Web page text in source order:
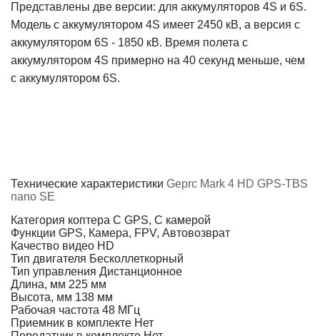
Представлены две версии: для аккумуляторов 4S и 6S.
Модель с аккумулятором 4S имеет 2450 кВ, а версия с
аккумулятором 6S - 1850 кВ. Время полета с
аккумулятором 4S примерно на 40 секунд меньше, чем
с аккумулятором 6S.
Технические характеристики Geprc Mark 4 HD GPS-TBS
nano SE
Категория коптера С GPS, С камерой
Функции GPS, Камера, FPV, Автовозврат
Качество видео HD
Тип двигателя Бесколлеткорный
Тип управления Дистанционное
Длина, мм 225 мм
Высота, мм 138 мм
Рабочая частота 48 МГц
Приемник в комплекте Нет